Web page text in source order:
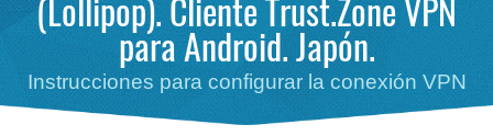
(Lollipop). Cliente Trust.Zone VPN
para Android. Japón.
Instrucciones para configurar la conexión VPN